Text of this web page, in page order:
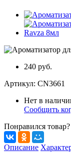
240 руб.
Артикул: CN3661
Нет в
Сообщить
Понравился
Описание